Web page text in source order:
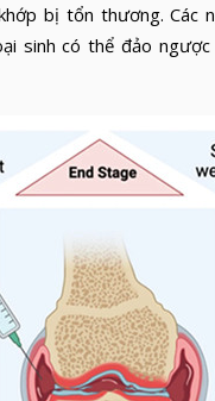
bị tổn thương. Các
sinh có thể đảo